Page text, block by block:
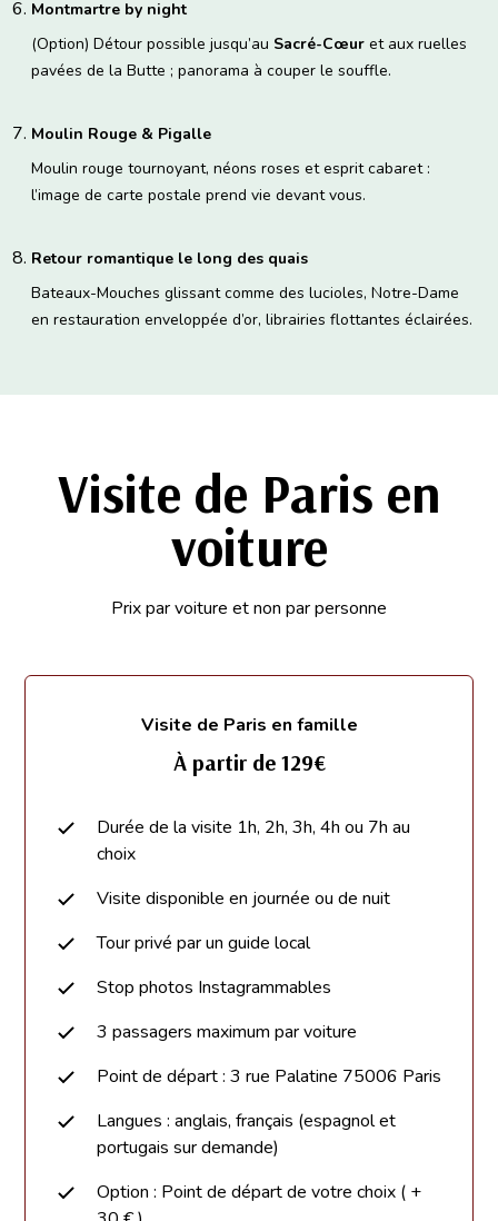
Montmartre by night
(Option) Détour possible jusqu’au Sacré-Cœur et aux ruelles
pavées de la Butte ; panorama à couper le souffle.
Moulin Rouge & Pigalle
Moulin rouge tournoyant, néons roses et esprit cabaret :
l’image de carte postale prend vie devant vous.
Retour romantique le long des quais
Bateaux-Mouches glissant comme des lucioles, Notre-Dame
en restauration enveloppée d’or, librairies flottantes éclairées.
Visite de Paris en
voiture
Prix par voiture et non par personne
Visite de Paris en famille
À partir de 129€
Durée de la visite 1h, 2h, 3h, 4h ou 7h au
choix
Visite disponible en journée ou de nuit
Tour privé par un guide local
Stop photos Instagrammables
3 passagers maximum par voiture
Point de départ : 3 rue Palatine 75006 Paris
Langues : anglais, français (espagnol et
portugais sur demande)
Option : Point de départ de votre choix ( +